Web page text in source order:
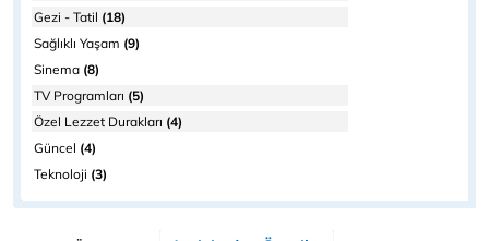
Gezi - Tatil (18)
Sağlıklı Yaşam (9)
Sinema (8)
TV Programları (5)
Özel Lezzet Durakları (4)
Güncel (4)
Teknoloji (3)